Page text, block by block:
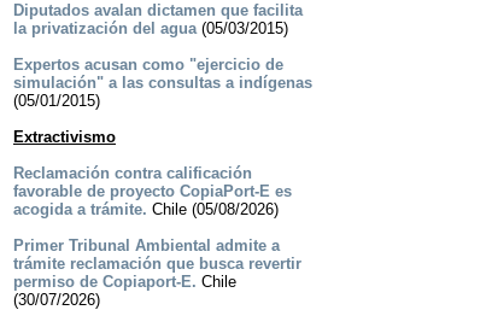
Diputados avalan dictamen que facilita
la privatización del agua(05/03/2015)
Expertos acusan como "ejercicio de
simulación" a las consultas a indígenas
(05/01/2015)
Extractivismo
Reclamación contra calificación
favorable de proyecto CopiaPort-E es
acogida a trámite. Chile (05/08/2026)
Primer Tribunal Ambiental admite a
trámite reclamación que busca revertir
permiso de Copiaport-E. Chile
(30/07/2026)